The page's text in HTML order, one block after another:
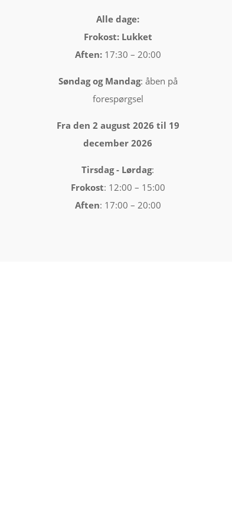
Alle dage:
Frokost: Lukket
Aften: 17:30 – 20:00
Søndag og Mandag: åben på
forespørgsel
Fra den 2 august 2026 til 19
december 2026
Tirsdag - Lørdag:
Frokost: 12:00 – 15:00
Aften: 17:00 – 20:00